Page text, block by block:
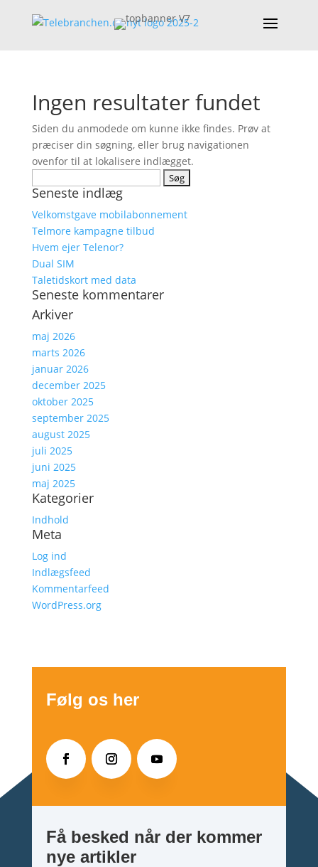
Ingen resultater fundet
Siden du anmodede om kunne ikke findes. Prøv at
præciser din søgning, eller brug navigationen
ovenfor til at lokalisere indlægget.
efter:
Seneste indlæg
Velkomstgave mobilabonnement
Telmore kampagne tilbud
Hvem ejer Telenor?
Dual SIM
Taletidskort med data
Seneste kommentarer
Arkiver
maj 2026
marts 2026
januar 2026
december 2025
oktober 2025
september 2025
august 2025
juli 2025
juni 2025
maj 2025
Kategorier
Indhold
Meta
Log ind
Indlægsfeed
Kommentarfeed
WordPress.org
Følg os her
Få besked når der kommer
nye artikler